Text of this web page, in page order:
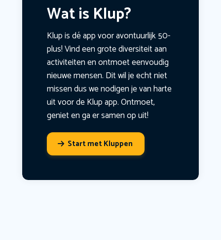
Wat is Klup?
Klup is dé app voor avontuurlijk 50-
plus! Vind een grote diversiteit aan
activiteiten en ontmoet eenvoudig
nieuwe mensen. Dit wil je echt niet
missen dus we nodigen je van harte
uit voor de Klup app. Ontmoet,
geniet en ga er samen op uit!
Start met Kluppen